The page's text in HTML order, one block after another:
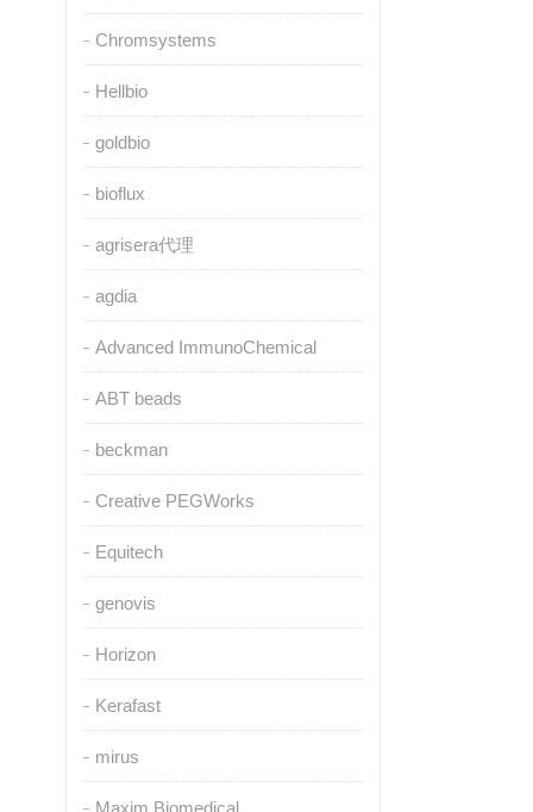
Chromsystems
Hellbio
goldbio
bioflux
agrisera代理
agdia
Advanced ImmunoChemical
ABT beads
beckman
Creative PEGWorks
Equitech
genovis
Horizon
Kerafast
mirus
Maxim Biomedical